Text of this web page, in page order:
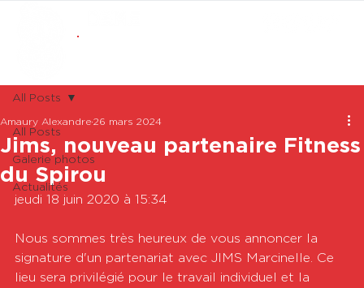
All Posts
Galerie photos
Actualités
All Posts
Jims, nouveau partenaire Fitness
du Spirou
Amaury Alexandre 26 mars 2024
jeudi 18 juin 2020 à 15:34
Nous sommes très heureux de vous annoncer la
signature d'un partenariat avec JIMS Marcinelle. Ce
lieu sera privilégié pour le travail individuel et la